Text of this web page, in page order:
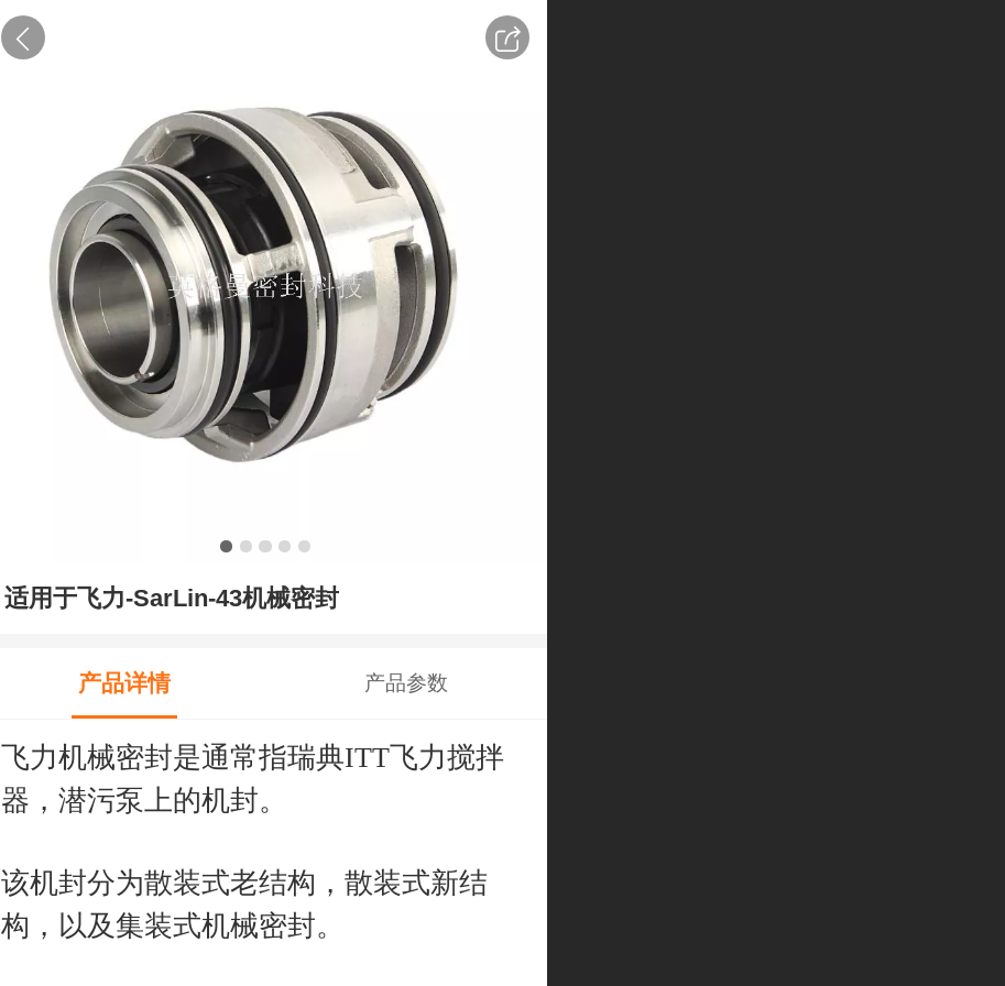
适用于飞力-SarLin-43机械密封
产品详情 产品参数
飞力机械密封是通常指瑞典ITT飞力搅拌
器，潜污泵上的机封。
该机封分为散装式老结构，散装式新结
构，以及集装式机械密封。